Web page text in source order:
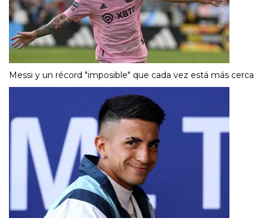
Messi y un récord "imposible" que cada vez está más cerca